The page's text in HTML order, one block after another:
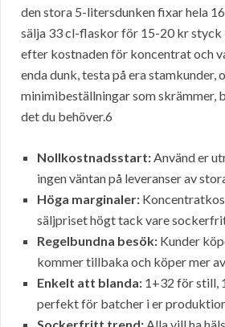
den stora 5-litersdunken fixar hela
sälja 33 cl-flaskor för 15-20 kr styck
efter kostnaden för koncentrat och
enda dunk, testa på era stamkunder,
minimibeställningar som skrämmer,
det du behöver.6
Nollkostnadsstart:Använd er
ingen väntan på leveranser av
Höga marginaler:
säljpriset högt tack vare
Regelbundna besök: Kunder
kommer tillbaka och köper mer
Enkelt att blanda: 1+32 för still,
perfekt för batcher i er